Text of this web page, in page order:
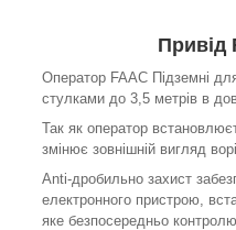
Привід
Оператор FAAC Підземні
стулками до 3,5 метрів в
Так як оператор
змінює зовнішній вигляд
Anti-дробильно захист
електронного пристрою,
яке безпосередньо